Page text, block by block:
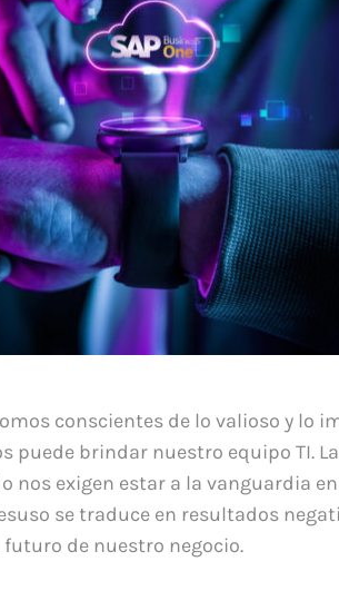
conscientes de lo valioso y lo
puede brindar nuestro equipo TI.
nos exigen estar a la vanguardia
se traduce en resultados
de nuestro negocio.